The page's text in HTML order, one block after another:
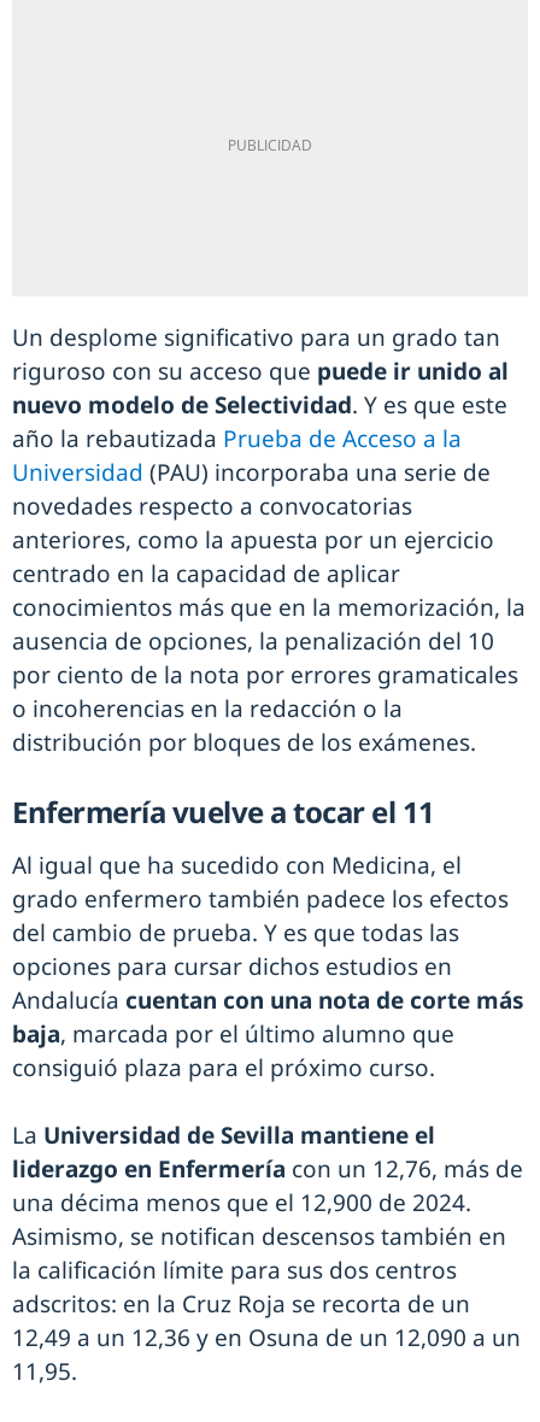
Un desplome significativo para un grado tan
riguroso con su acceso que puede ir unido al
nuevo modelo de Selectividad. Y es que este
año la rebautizada Prueba de Acceso a la
Universidad (PAU) incorporaba una serie de
novedades respecto a convocatorias
anteriores, como la apuesta por un ejercicio
centrado en la capacidad de aplicar
conocimientos más que en la memorización, la
ausencia de opciones, la penalización del 10
por ciento de la nota por errores gramaticales
o incoherencias en la redacción o la
distribución por bloques de los exámenes.
Enfermería vuelve a tocar el 11
Al igual que ha sucedido con Medicina, el
grado enfermero también padece los efectos
del cambio de prueba. Y es que todas las
opciones para cursar dichos estudios en
Andalucía cuentan con una nota de corte más
baja, marcada por el último alumno que
consiguió plaza para el próximo curso.
La Universidad de Sevilla mantiene el
liderazgo en Enfermería con un 12,76, más de
una décima menos que el 12,900 de 2024.
Asimismo, se notifican descensos también en
la calificación límite para sus dos centros
adscritos: en la Cruz Roja se recorta de un
12,49 a un 12,36 y en Osuna de un 12,090 a un
11,95.